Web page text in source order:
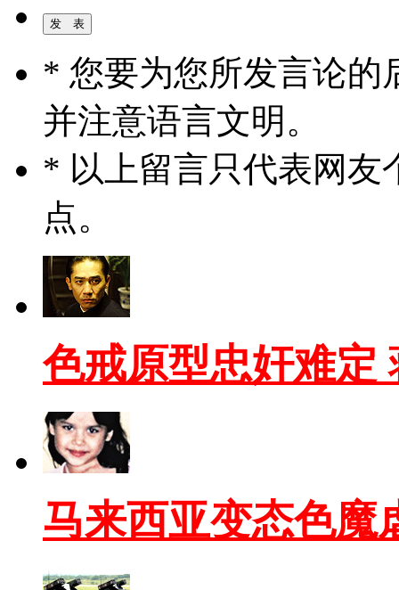
* 您要为您所发言论的
并注意语言文明。
* 以上留言只代表网友
点。
色戒原型忠奸难定
马来西亚变态色魔